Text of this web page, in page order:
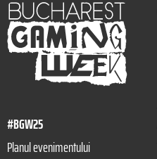
#BGW25
Planul evenimentului